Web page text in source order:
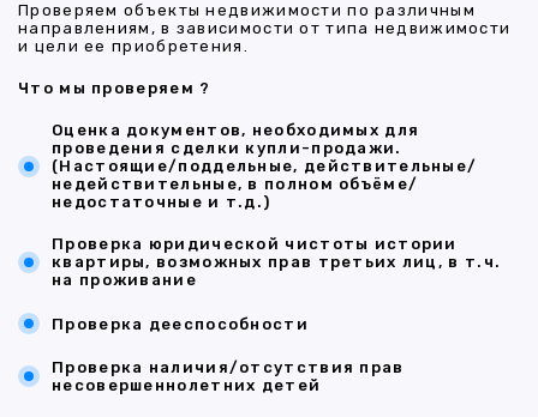
Проверяем объекты недвижимости по различным
направлениям, в зависимости от типа недвижимости
и цели ее приобретения.
Что мы проверяем ?
Оценка документов, необходимых для
проведения сделки купли-продажи.
(Настоящие/поддельные, действительные/
недействительные, в полном объёме/
недостаточные и т.д.)
Проверка юридической чистоты истории
квартиры, возможных прав третьих лиц, в т.ч.
на проживание
Проверка дееспособности
Проверка наличия/отсутствия прав
несовершеннолетних детей